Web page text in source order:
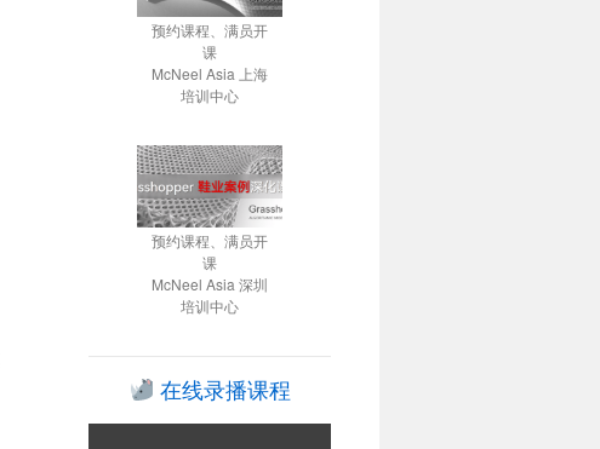
预约课程、满员开
课
McNeel Asia 上海
培训中心
预约课程、满员开
课
McNeel Asia 深圳
培训中心
在线录播课程